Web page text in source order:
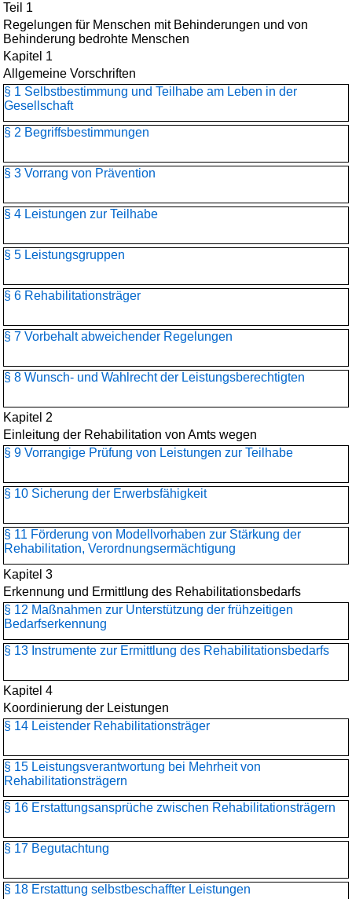
Teil 1
Regelungen für Menschen mit Behinderungen und von
Behinderung bedrohte Menschen
Kapitel 1
Allgemeine Vorschriften
§ 1 Selbstbestimmung und Teilhabe am Leben in der
Gesellschaft
§ 2 Begriffsbestimmungen
§ 3 Vorrang von Prävention
§ 4 Leistungen zur Teilhabe
§ 5 Leistungsgruppen
§ 6 Rehabilitationsträger
§ 7 Vorbehalt abweichender Regelungen
§ 8 Wunsch- und Wahlrecht der Leistungsberechtigten
Kapitel 2
Einleitung der Rehabilitation von Amts wegen
§ 9 Vorrangige Prüfung von Leistungen zur Teilhabe
§ 10 Sicherung der Erwerbsfähigkeit
§ 11 Förderung von Modellvorhaben zur Stärkung der
Rehabilitation, Verordnungsermächtigung
Kapitel 3
Erkennung und Ermittlung des Rehabilitationsbedarfs
§ 12 Maßnahmen zur Unterstützung der frühzeitigen
Bedarfserkennung
§ 13 Instrumente zur Ermittlung des Rehabilitationsbedarfs
Kapitel 4
Koordinierung der Leistungen
§ 14 Leistender Rehabilitationsträger
§ 15 Leistungsverantwortung bei Mehrheit von
Rehabilitationsträgern
§ 16 Erstattungsansprüche zwischen Rehabilitationsträgern
§ 17 Begutachtung
§ 18 Erstattung selbstbeschaffter Leistungen